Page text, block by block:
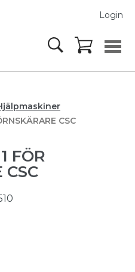
Login
CSC
FÖR
CSC